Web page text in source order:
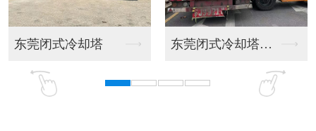
东莞闭式冷却塔 东莞闭式冷却塔运输